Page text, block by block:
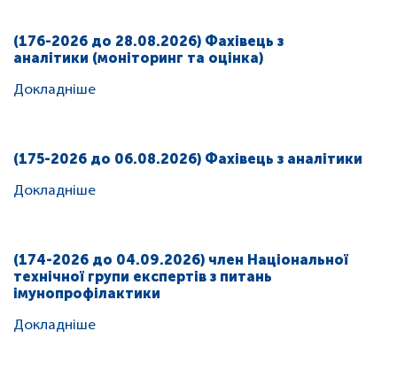
(176-2026 до 28.08.2026) Фахівець з
аналітики (моніторинг та оцінка)
Докладніше
(175-2026 до 06.08.2026) Фахівець з аналітики
Докладніше
(174-2026 до 04.09.2026) член Національної
технічної групи експертів з питань
імунопрофілактики
Докладніше